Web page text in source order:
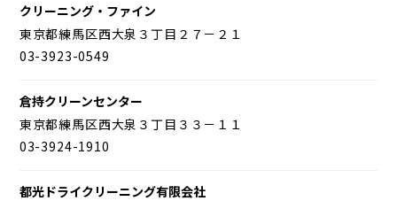
クリーニング・ファイン
東京都練馬区西大泉３丁目２７－２１
03-3923-0549
倉持クリーンセンター
東京都練馬区西大泉３丁目３３－１１
03-3924-1910
都光ドライクリーニング有限会社